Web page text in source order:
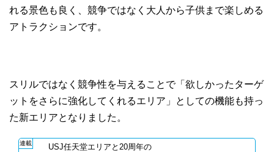
れる景色も良く、競争ではなく大人から子供まで楽しめる
アトラクションです。
スリルではなく競争性を与えることで「欲しかったターゲ
ットをさらに強化してくれるエリア」としての機能も持っ
た新エリアとなりました。
連載
USJ任天堂エリアと20周年の